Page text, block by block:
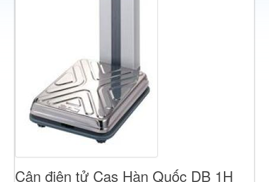
Cân điện tử Cas Hàn Quốc DB 1H